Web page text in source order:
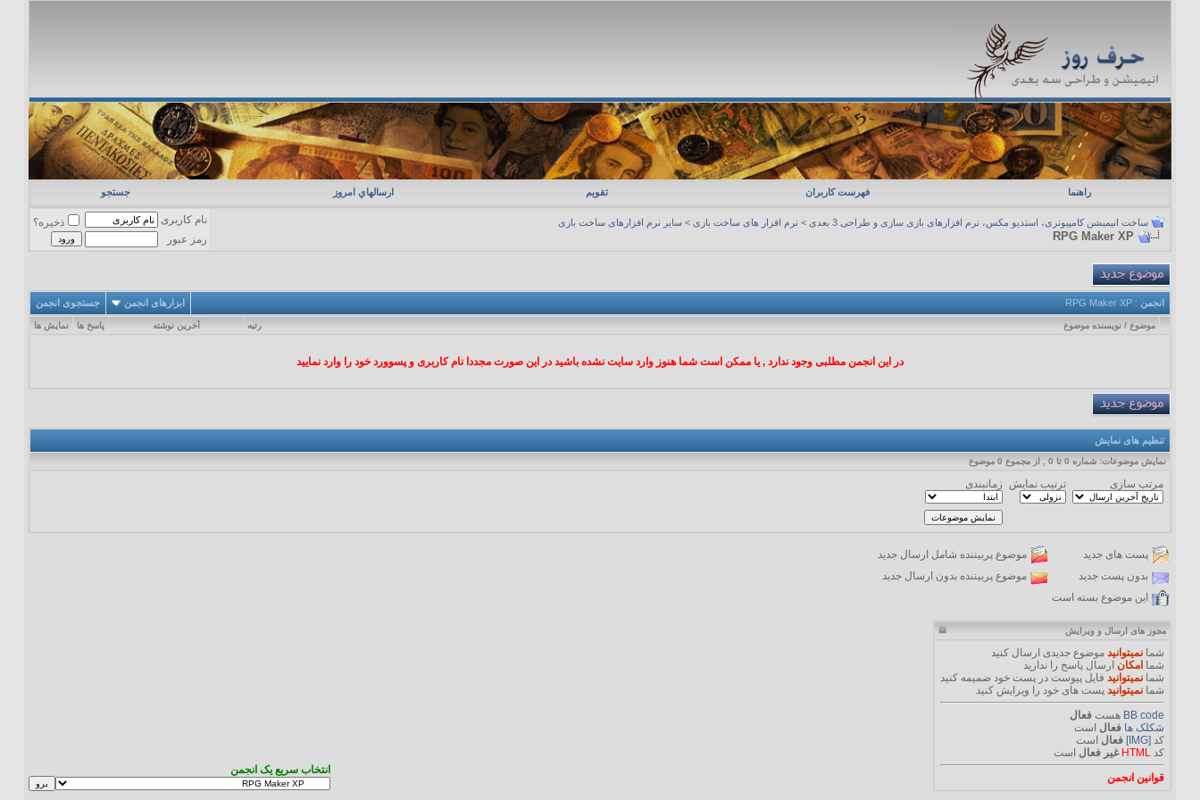
راهنما فهرست کاربران تقویم ارسالهاي امروز جستجو
ساخت انیمیشن کامپیوتری، استدیو مکس، نرم افزارهای بازی سازی و طراحی 3 بعدی > نرم افزار های ساخت بازی > سایر نرم افزارهای ساخت بازی
RPG Maker XP
نام کاربری
ذخیره؟
رمز عبور
انجمن : RPG Maker XP ابزارهای انجمن جستجوی انجمن
رتبه موضوع / نویسنده موضوع آخرين نوشته پاسخ ها نمایش ها
در این انجمن مطلبی وجود ندارد , یا ممکن است شما هنوز وارد سایت نشده باشید در این صورت مجددا نام کاربری و پسوورد خود را وارد نمایید
تنظیم های نمایش
نمایش موضوعات: شماره 0 تا 0 , از مجموع ‍0 موضوع
مرتب سازی ترتیب نمایش زمانبندی
پست های جدید
موضوع پربیننده شامل ارسال جدید
بدون پست جدید
موضوع پربیننده بدون ارسال جدید
این موضوع بسته است
مجوز های ارسال و ویرایش
شما نمیتوانیدموضوع جدیدی ارسال کنید
شما امکانارسال پاسخ را ندارید
شما نمیتوانیدفایل پیوست در پست خود ضمیمه کنید
شما نمیتوانیدپست های خود را ویرایش کنید
BB code هست فعال
شکلک ها فعال است
کد [IMG] فعال است
کد HTML غیر فعال است
قوانین انجمن
انتخاب سریع یک انجمن